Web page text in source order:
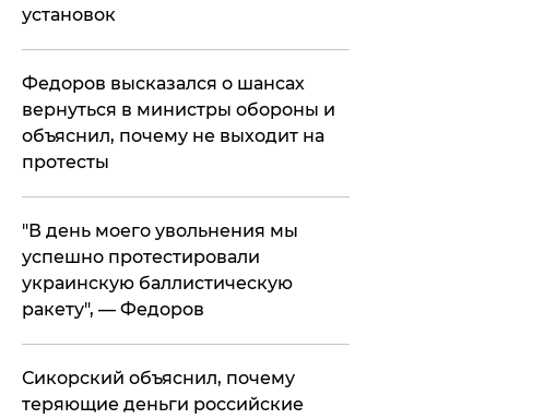
установок
Федоров высказался о шансах
вернуться в министры обороны и
объяснил, почему не выходит на
протесты
​"В день моего увольнения мы
успешно протестировали
украинскую баллистическую
ракету", — Федоров
Сикорский объяснил, почему
теряющие деньги российские